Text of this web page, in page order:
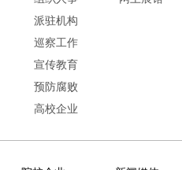
派驻机构
巡察工作
宣传教育
预防腐败
高校企业